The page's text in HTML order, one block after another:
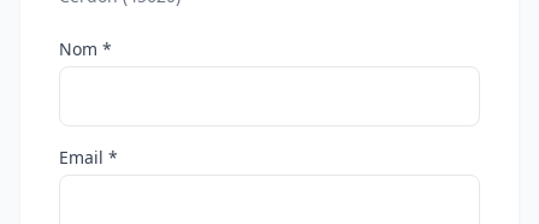
Nom *
Email *